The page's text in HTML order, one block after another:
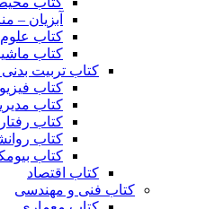
آبزیان –
کتاب
کتاب
کتاب تربیت
کتاب
کتاب
کتاب
کتاب
کتاب
کتاب اقتصاد
کتاب فنی و مهندسی